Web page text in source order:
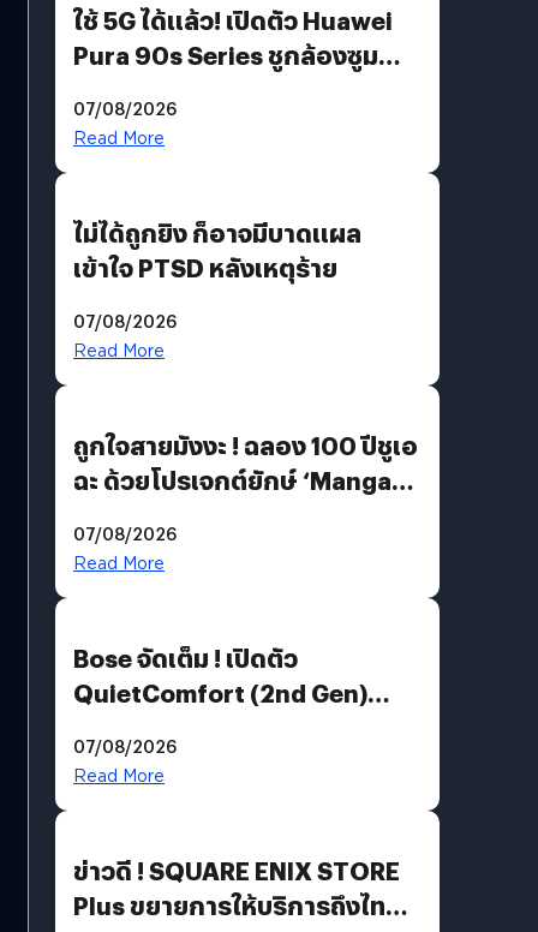
ใช้ 5G ได้แล้ว! เปิดตัว Huawei
Pura 90s Series ชูกล้องซูม
07/08/2026
Read More
ไม่ได้ถูกยิง ก็อาจมีบาดแผล
เข้าใจ PTSD หลังเหตุร้าย
07/08/2026
Read More
ถูกใจสายมังงะ ! ฉลอง 100 ปีชูเอ
ฉะ ด้วยโปรเจกต์ยักษ์ ‘Manga
มีภาษาไทยด้วย
07/08/2026
Read More
Bose จัดเต็ม ! เปิดตัว
QuietComfort (2nd Gen)
07/08/2026
Read More
ข่าวดี ! SQUARE ENIX STORE
Plus ขยายการให้บริการถึงไทย